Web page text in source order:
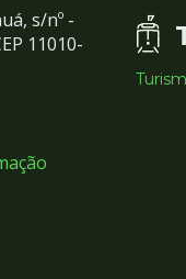
s/nº -
11010-